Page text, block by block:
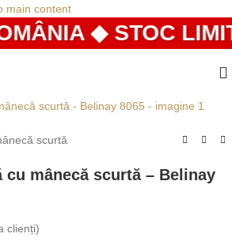
main content
◆ STOC
scurtă
cu mânecă scurtă – Belinay
clienți)